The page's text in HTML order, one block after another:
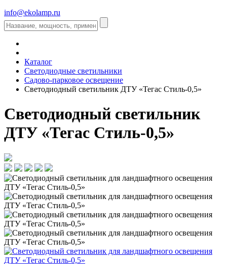
info@ekolamp.ru
Каталог
Светодиодные светильники
Садово-парковое освещение
Светодиодный светильник ДТУ «Тегас Стиль-0,5»
Светодиодный светильник
ДТУ «Тегас Стиль-0,5»